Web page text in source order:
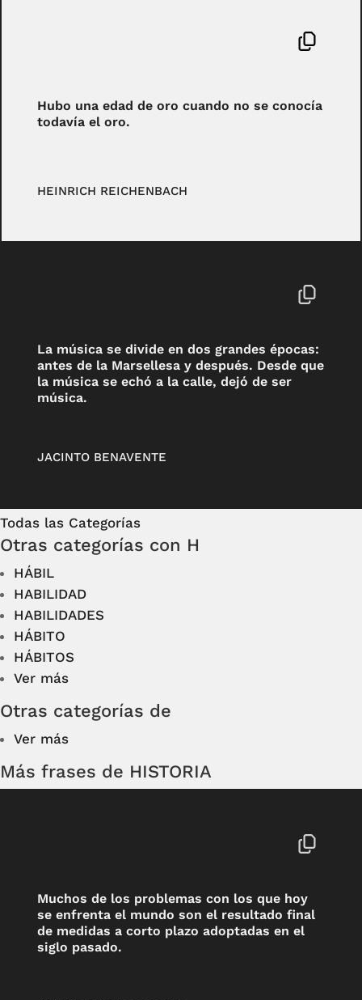
Hubo una edad de oro cuando no se conocía
todavía el oro.
HEINRICH REICHENBACH
La música se divide en dos grandes épocas:
antes de la Marsellesa y después. Desde que
la música se echó a la calle, dejó de ser
música.
JACINTO BENAVENTE
Todas las Categorías
Otras categorías con H
HÁBIL
HABILIDAD
HABILIDADES
HÁBITO
HÁBITOS
Ver más
Otras categorías de
Ver más
Más frases de HISTORIA
Muchos de los problemas con los que hoy
se enfrenta el mundo son el resultado final
de medidas a corto plazo adoptadas en el
siglo pasado.